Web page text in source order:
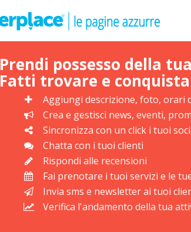
Prendi possesso della
Fatti trovare e
Aggiungi descrizione, foto, orari
Crea e gestisci news, eventi,
Sincronizza con un click i tuoi
Chatta con i tuoi clienti
Rispondi alle recensioni
Fai prenotare i tuoi servizi e le
Invia sms e newsletter ai tuoi
Verifica l'andamento della tua